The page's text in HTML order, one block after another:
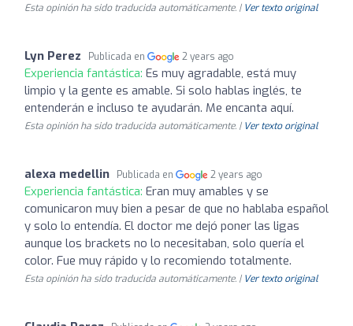
Esta opinión ha sido traducida automáticamente. | Ver texto original
Lyn Perez Publicada en 2 years ago
Experiencia fantástica: Es muy agradable, está muy
limpio y la gente es amable. Si solo hablas inglés, te
entenderán e incluso te ayudarán. Me encanta aquí.
Esta opinión ha sido traducida automáticamente. | Ver texto original
alexa medellin Publicada en 2 years ago
Experiencia fantástica: Eran muy amables y se
comunicaron muy bien a pesar de que no hablaba español
y solo lo entendía. El doctor me dejó poner las ligas
aunque los brackets no lo necesitaban, solo quería el
color. Fue muy rápido y lo recomiendo totalmente.
Esta opinión ha sido traducida automáticamente. | Ver texto original